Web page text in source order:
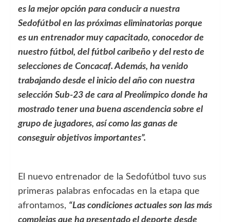
es la mejor opción para conducir a nuestra
Sedofútbol en las próximas eliminatorias porque
es un entrenador muy capacitado, conocedor de
nuestro fútbol, del fútbol caribeño y del resto de
selecciones de Concacaf. Además, ha venido
trabajando desde el inicio del año con nuestra
selección Sub-23 de cara al Preolímpico donde ha
mostrado tener una buena ascendencia sobre el
grupo de jugadores, así como las ganas de
conseguir objetivos importantes”.
El nuevo entrenador de la Sedofútbol tuvo sus
primeras palabras enfocadas en la etapa que
afrontamos, “Las condiciones actuales son las más
complejas que ha presentado el deporte desde